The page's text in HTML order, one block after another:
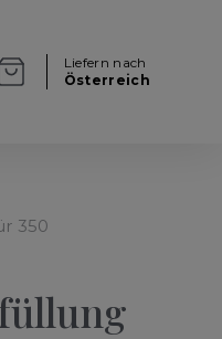
Liefern nach
Österreich
350